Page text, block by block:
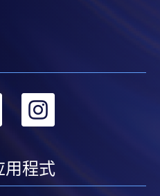
转
linkedin
用程式